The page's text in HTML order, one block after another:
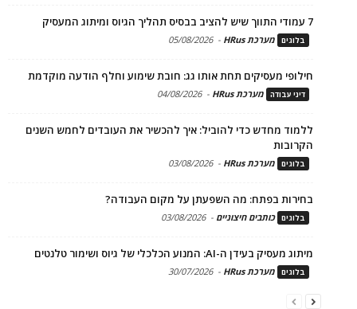
7 עמודי התווך שיש להציב בבסיס תהליך הגיוס ומיתוג המעסיק
בלוגים מערכת HRus -
05/08/2026
חילופי מעסיקים תחת אותו גג: חובת שימוע וחלף הודעה מוקדמת
דיני עבודה מערכת HRus -
04/08/2026
ללמוד מחדש כדי להוביל: איך להכשיר את העובדים לחמש השנים
הקרובות
בלוגים מערכת HRus -
03/08/2026
בחירות בפתח: מה השפעתן על מקום העבודה?
בלוגים כותבים חיצוניים -
03/08/2026
מיתוג מעסיק בעידן ה-AI: המנוע הכלכלי של גיוס ושימור טלנטים
בלוגים מערכת HRus -
30/07/2026